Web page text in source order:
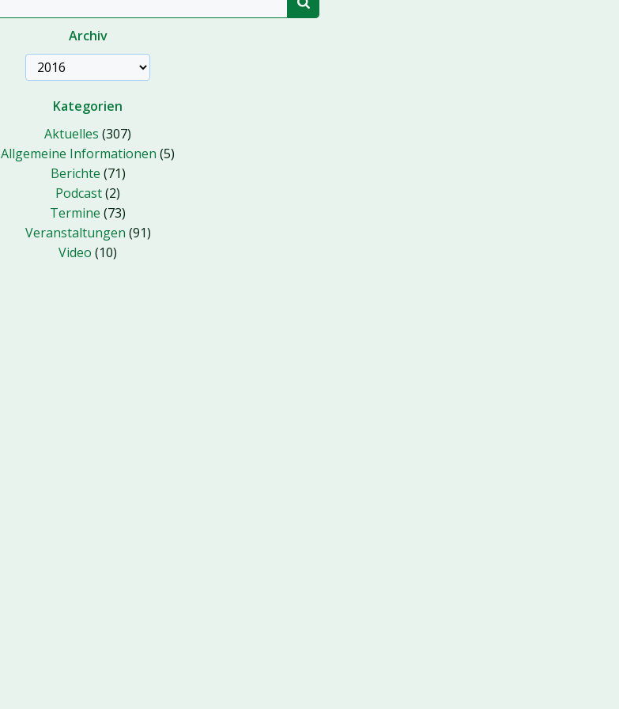
Archiv
Kategorien
Aktuelles (307)
Allgemeine Informationen (5)
Berichte (71)
Podcast(2)
Termine (73)
Veranstaltungen (91)
Video (10)